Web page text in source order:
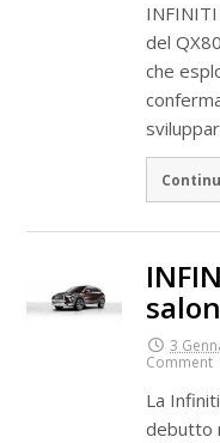
del
che
3
Comment
La
debutto